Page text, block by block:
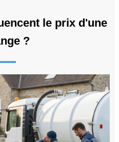
le prix d'une
?